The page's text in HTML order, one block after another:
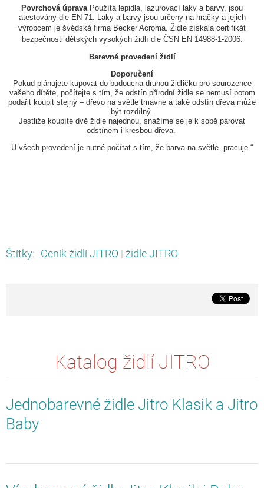
Povrchová úpravaPoužítá lepidla, lazurovací laky a barvy, jsou
atestovány dle EN 71. Laky a barvy jsou určeny na hračky a jejich
výrobcem je švédská firma Becker Acroma. Židle získala certifikát
bezpečnosti dětských vysokých židlí dle ČSN EN 14988-1-2006.
Barevné provedení židlí
Doporučení
Pokud plánujete kupovat do budoucna druhou židličku pro sourozence
vašeho dítěte, počítejte s tím, že odstín přírodní židle se nemusí potom
podařit koupit stejný – dřevo na světle tmavne a také odstín dřeva může
být rozdílný.
Jestliže koupíte dvě židle najednou, snažíme se je k sobě párovat
odstínem i kresbou dřeva.
U všech provedení je nutné počítat s tím, že barva na světle „pracuje.“
Štítky: Ceník židlí JITRO židle JITRO
Katalog židlí JITRO
Jednobarevné židle Jitro Klasik a Jitro
Baby